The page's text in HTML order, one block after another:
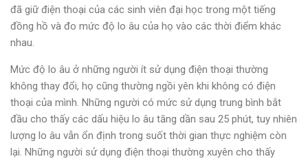
đã giữ điện thoại của các sinh viên đại học trong một tiếng
đồng hồ và đo mức độ lo âu của họ vào các thời điểm khác
nhau.
Mức độ lo âu ở những người ít sử dụng điện thoại thường
không thay đổi, họ cũng thường ngồi yên khi không có điện
thoại của mình. Những người có mức sử dụng trung bình bắt
đầu cho thấy các dấu hiệu lo âu tăng dần sau 25 phút, tuy nhiên
lượng lo âu vẫn ổn định trong suốt thời gian thực nghiệm còn
lại. Những người sử dụng điện thoại thường xuyên cho thấy